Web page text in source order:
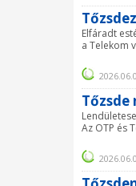
Elfáradt
a Telekom
Tőzsde
Az OTP és